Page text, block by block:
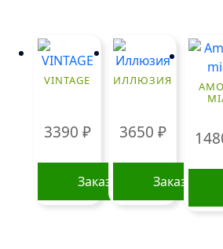
VINTAGE
3390 ₽
Заказать
ИЛЛЮЗИЯ
3650 ₽
Заказать